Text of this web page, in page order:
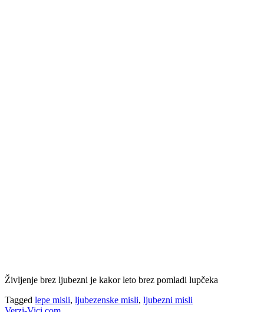
Življenje brez ljubezni je kakor leto brez pomladi lupčeka
Tagged lepe misli, ljubezenske misli, ljubezni misli